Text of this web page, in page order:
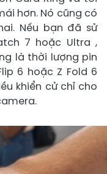
hơn. Nó cũng có
Nếu bạn đã sử
7 hoặc Ultra ,
là thời lượng pin
6 hoặc Z Fold 6
khiển cử chỉ cho